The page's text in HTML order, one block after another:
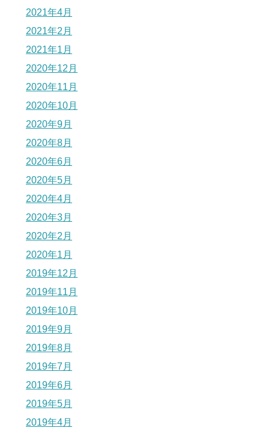
2021年4月
2021年2月
2021年1月
2020年12月
2020年11月
2020年10月
2020年9月
2020年8月
2020年6月
2020年5月
2020年4月
2020年3月
2020年2月
2020年1月
2019年12月
2019年11月
2019年10月
2019年9月
2019年8月
2019年7月
2019年6月
2019年5月
2019年4月